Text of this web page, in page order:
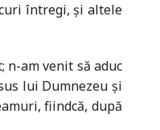
întregi, și altele
n-am venit să aduc
lui Dumnezeu și
fiindcă, după